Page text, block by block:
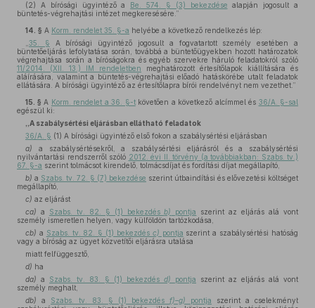
(2) A bírósági ügyintéző a Be. 574. § (3) bekezdése alapján jogosult a
büntetés-végrehajtási intézet megkeresésére.”
14. § A Korm. rendelet 35. §-a helyébe a következő rendelkezés lép:
35. § A bírósági ügyintéző jogosult a fogvatartott személy esetében a
büntetőeljárás lefolytatása során, továbbá a büntetőügyekben hozott határozatok
végrehajtása során a bíróságokra és egyéb szervekre háruló feladatokról szóló
11/2014. (XII. 13.) IM rendeletben meghatározott értesítőlapok kiállítására és
aláírására, valamint a büntetés-végrehajtási előadó hatáskörébe utalt feladatok
ellátására. A bírósági ügyintéző az értesítőlapra bírói rendelvényt nem vezethet.”
15. § A Korm. rendelet a 36. §-tkövetően a következő alcímmel és 36/A. §-sal
egészül ki:
„A szabálysértési eljárásban ellátható feladatok
36/A. § (1) A bírósági ügyintéző első fokon a szabálysértési eljárásban
a) a szabálysértésekről, a szabálysértési eljárásról és a szabálysértési
nyilvántartási rendszerről szóló 2012. évi II. törvény (a továbbiakban: Szabs. tv.)
67. §-a szerint tolmácsot kirendelő, tolmácsdíjat és fordítási díjat megállapító,
b) a Szabs. tv. 72. § (7) bekezdése szerint útbaindítási és elővezetési költséget
megállapító,
c) az eljárást
ca) a Szabs. tv. 82. § (1) bekezdésb) pontja
szerint az eljárás alá vont
személy ismeretlen helyen, vagy külföldön tartózkodása,
cb) a Szabs. tv. 82. § (1) bekezdés c) pontja szerint a szabálysértési hatóság
vagy a bíróság az ügyet közvetítői eljárásra utalása
miatt felfüggesztő,
d) ha
da) a Szabs. tv. 83. § (1) bekezdés d) pontja szerint az eljárás alá vont
személy meghalt,
db) a Szabs. tv. 83. § (1) bekezdés f)–g) pontja szerint a cselekményt